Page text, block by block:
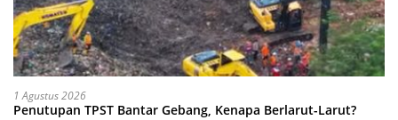
1 Agustus 2026
Penutupan TPST Bantar Gebang, Kenapa Berlarut-Larut?